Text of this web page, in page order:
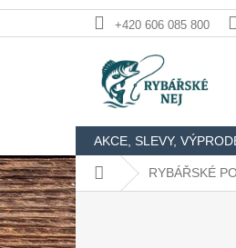
+420 606 085 800
AKCE, SLEVY,
Domů RYBÁŘSKÉ
P
o
s